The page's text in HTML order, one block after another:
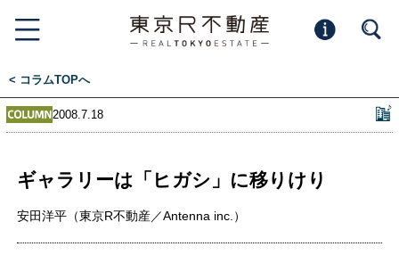
< コラムTOPへ
2008.7.18
ギャラリーは「ヒガシ」に移りけり
安田洋平（東京R不動産／Antenna inc.）